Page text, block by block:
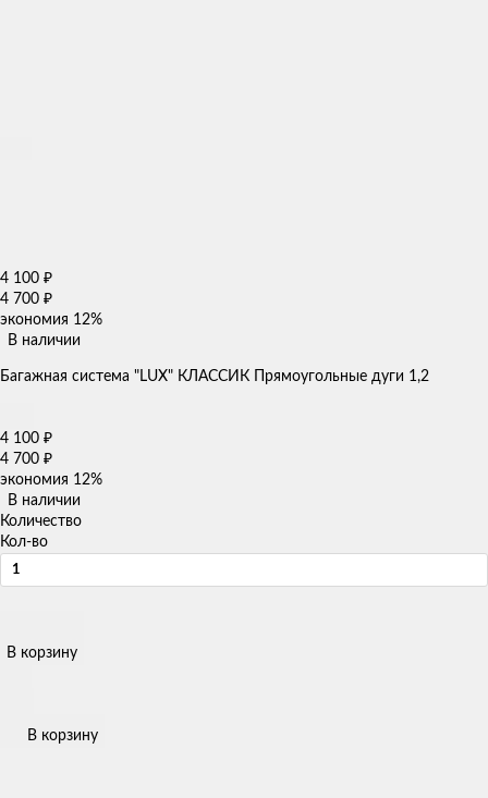
4 100 ₽
4 700 ₽
экономия 12%
В наличии
Багажная система "LUX" КЛАССИК Прямоугольные дуги 1,2
4 100 ₽
4 700 ₽
экономия 12%
В наличии
Количество
Кол-во
В корзину
В корзину